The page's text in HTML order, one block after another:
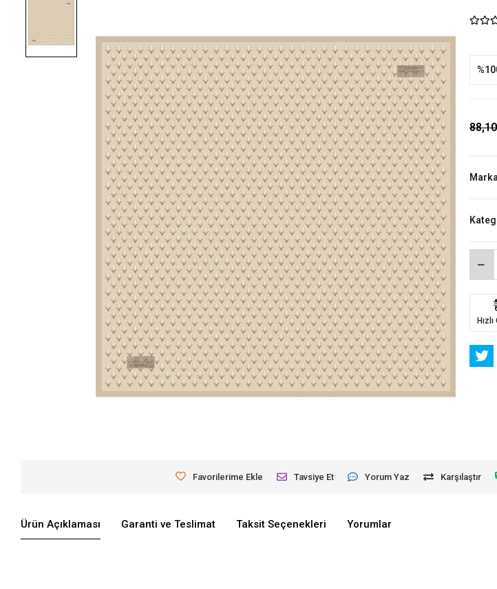
Favorilerime Ekle Tavsiye Et Yorum Yaz Karşılaştır
Ürün Açıklaması Garanti ve Teslimat Taksit Seçenekleri Yorumlar